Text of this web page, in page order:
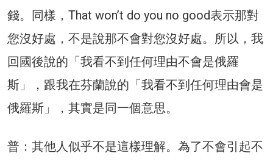
錢。同樣，That won’t do you no good表示那對
您沒好處，不是說那不會對您沒好處。所以，我
回國後說的「我看不到任何理由不會是俄羅
斯」，跟我在芬蘭說的「我看不到任何理由會是
俄羅斯」，其實是同一個意思。
普：其他人似乎不是這樣理解。為了不會引起不